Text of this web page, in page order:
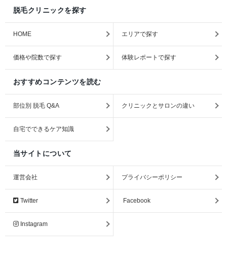
脱毛クリニックを探す
HOME エリアで探す
価格や院数で探す 体験レポートで探す
おすすめコンテンツを読む
部位別 脱毛 Q&A クリニックとサロンの違い
自宅でできるケア知識
当サイトについて
運営会社 プライバシーポリシー
Twitter Facebook
Instagram